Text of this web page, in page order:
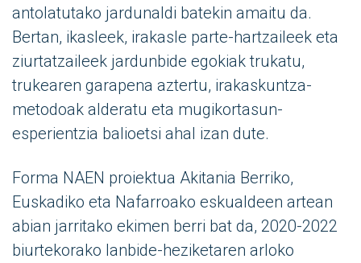
antolatutako jardunaldi batekin amaitu da.
Bertan, ikasleek, irakasle parte-hartzaileek eta
ziurtatzaileek jardunbide egokiak trukatu,
trukearen garapena aztertu, irakaskuntza-
metodoak alderatu eta mugikortasun-
esperientzia balioetsi ahal izan dute.
Forma NAEN proiektua Akitania Berriko,
Euskadiko eta Nafarroako eskualdeen artean
abian jarritako ekimen berri bat da, 2020-2022
biurtekorako lanbide-heziketaren arloko